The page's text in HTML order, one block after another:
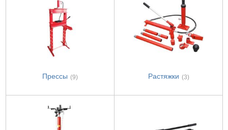
Прессы (9) Растяжки (3)